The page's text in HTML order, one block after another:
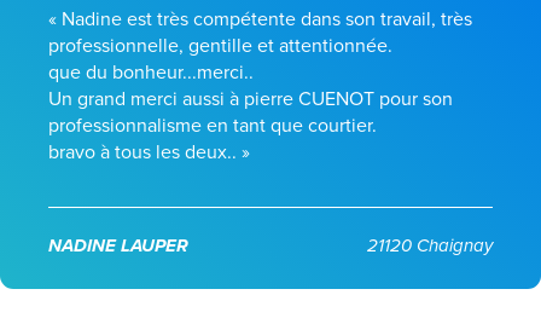
« Nadine est très compétente dans son travail, très
professionnelle, gentille et attentionnée.
que du bonheur...merci..
Un grand merci aussi à pierre CUENOT pour son
professionnalisme en tant que courtier.
bravo à tous les deux.. »
NADINE LAUPER 21120 Chaignay